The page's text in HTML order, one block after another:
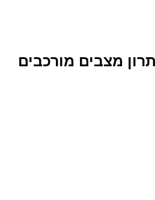
מצבים מורכבים